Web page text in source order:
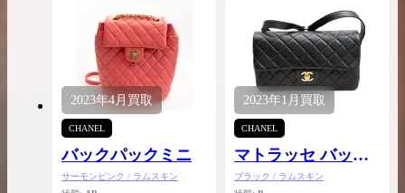
2023年4月買取
CHANEL
バックパックミニ
サーモンピンク / ラムスキン
2023年1月 買取
CHANEL
マトラッセ バック
パック
ブラック / ラムスキン